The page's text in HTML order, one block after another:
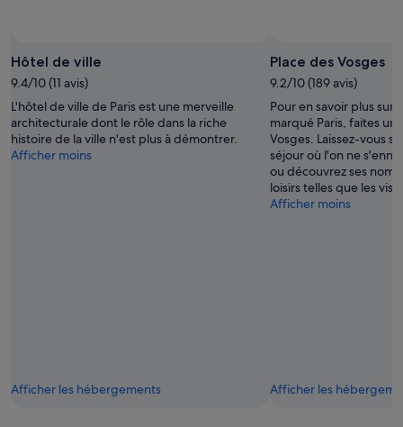
Hôtel de ville
9.4/10 (11 avis)
L'hôtel de ville de Paris est une merveille
architecturale dont le rôle dans la riche
histoire de la ville n'est plus à démontrer.
Afficher moins
Afficher les hébergements
Place des Vosges
9.2/10 (189 avis)
Pour en savoir plus sur
marqué Paris, faites
Vosges. Laissez-vous
séjour où l'on ne
ou découvrez ses
loisirs telles que les
Afficher moins
Afficher les